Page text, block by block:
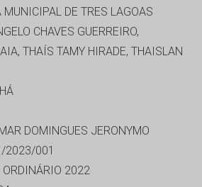
MUNICIPAL DE TRES LAGOAS
CHAVES GUERREIRO,
THAÍS TAMY HIRADE, THAISLAN
DOMINGUES JERONYMO
2023/001
ORDINÁRIO 2022